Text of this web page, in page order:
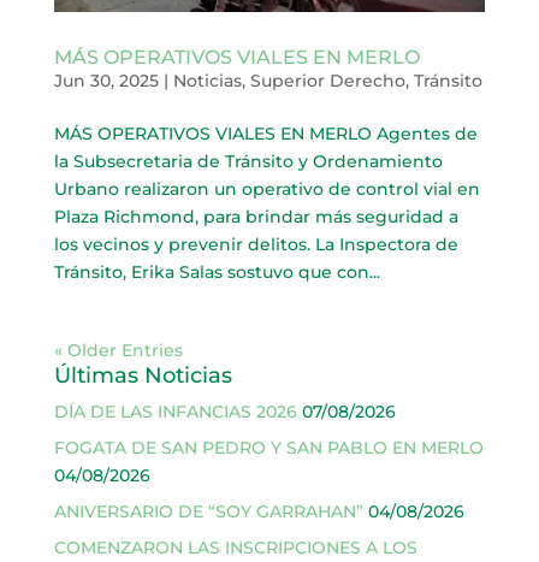
MÁS OPERATIVOS VIALES EN MERLO
Jun 30, 2025| Noticias, Superior Derecho, Tránsito
MÁS OPERATIVOS VIALES EN MERLO Agentes de
la Subsecretaria de Tránsito y Ordenamiento
Urbano realizaron un operativo de control vial en
Plaza Richmond, para brindar más seguridad a
los vecinos y prevenir delitos. La Inspectora de
Tránsito, Erika Salas sostuvo que con...
« Older Entries
Últimas Noticias
DÍA DE LAS INFANCIAS 2026 07/08/2026
FOGATA DE SAN PEDRO Y SAN PABLO EN MERLO
04/08/2026
ANIVERSARIO DE “SOY GARRAHAN” 04/08/2026
COMENZARON LAS INSCRIPCIONES A LOS